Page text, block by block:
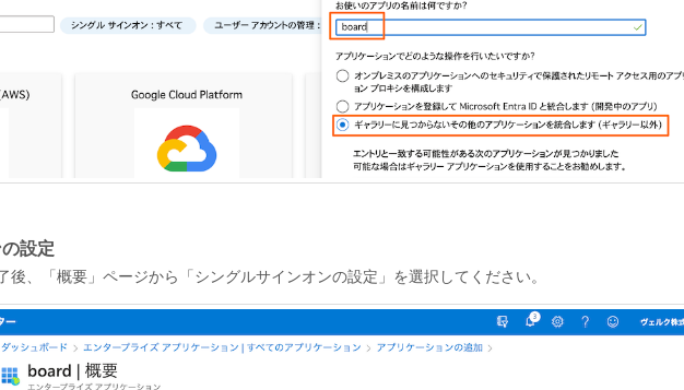
設定
後、「概要」ページから「シングルサインオンの設定」を選択してください。